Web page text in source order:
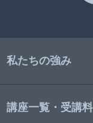
私たちの強み
講座一覧・受講料